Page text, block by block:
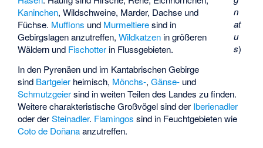
n
at
u
s)
Kaninchen, Wildschweine, Marder, Dachse und
Füchse. Mufflons und Murmeltieresind in
Gebirgslagen anzutreffen,Wildkatzen in größeren
Wäldern und Fischotter in Flussgebieten.
In den Pyrenäen und im Kantabrischen Gebirge
sind Bartgeier heimisch, Mönchs-,Gänse- und
Schmutzgeiersind in weiten Teilen des Landes zu finden.
Weitere charakteristische Großvögel sind der Iberienadler
oder derSteinadler. Flamingos sind in Feuchtgebieten wie
Coto de Doñanaanzutreffen.